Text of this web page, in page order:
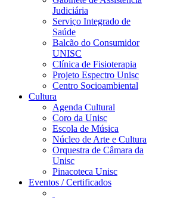
Judiciária
Serviço Integrado de
Saúde
Balcão do Consumidor
UNISC
Clínica de Fisioterapia
Projeto Espectro Unisc
Centro Socioambiental
Cultura
Agenda Cultural
Coro da Unisc
Escola de Música
Núcleo de Arte e Cultura
Orquestra de Câmara da
Unisc
Pinacoteca Unisc
Eventos / Certificados